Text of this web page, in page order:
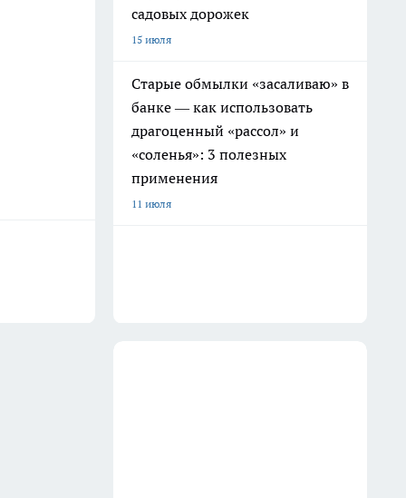
садовых дорожек
15 июля
Старые обмылки «засаливаю» в
банке — как использовать
драгоценный «рассол» и
«соленья»: 3 полезных
применения
11 июля